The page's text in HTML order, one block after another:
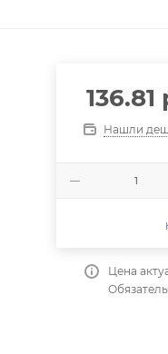
136.81
Нашли
Цена